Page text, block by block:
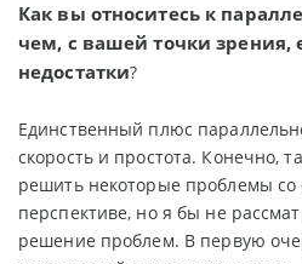
Как вы относитесь к
чем, с вашей точки зрения,
недостатки?
Единственный плюс
скорость и простота. Конечно,
решить некоторые проблемы со
перспективе, но я бы не
решение проблем. В первую